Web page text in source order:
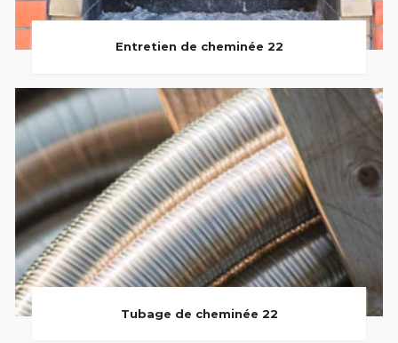
Entretien de cheminée 22
Tubage de cheminée 22